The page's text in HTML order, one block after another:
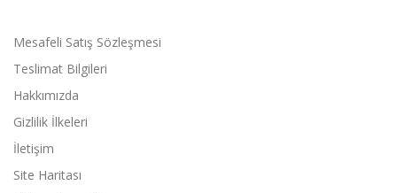
Mesafeli Satış Sözleşmesi
Teslimat Bilgileri
Hakkımızda
Gizlilik İlkeleri
İletişim
Site Haritası